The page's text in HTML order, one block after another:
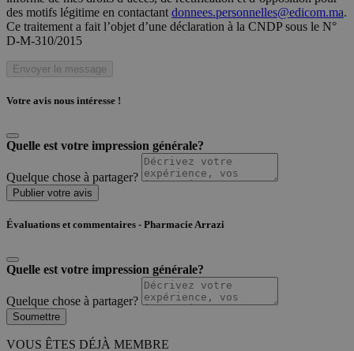
des motifs légitime en contactant donnees.personnelles@edicom.ma.
Ce traitement a fait l’objet d’une déclaration à la CNDP sous le N°
D-M-310/2015
Envoyer le message
Votre avis nous intéresse !
Quelle est votre impression générale?
Quelque chose à partager?
Publier votre avis
Évaluations et commentaires - Pharmacie Arrazi
Quelle est votre impression générale?
Quelque chose à partager?
Soumettre
VOUS ÊTES DÉJÀ MEMBRE